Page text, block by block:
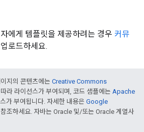
에게 템플릿을 제공하려는 경우 커뮤
로드하세요.
지의 콘텐츠에는 Creative Commons
라 라이선스가 부여되며, 코드 샘플에는 Apache
가 부여됩니다. 자세한 내용은 Google
조하세요. 자바는 Oracle 및/또는 Oracle 계열사